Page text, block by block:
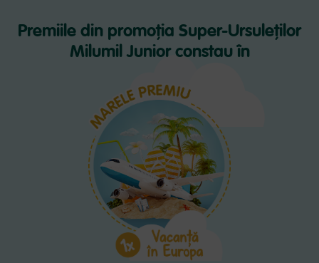
Premiile din promoția Super-Ursuleților
Milumil Junior constau în